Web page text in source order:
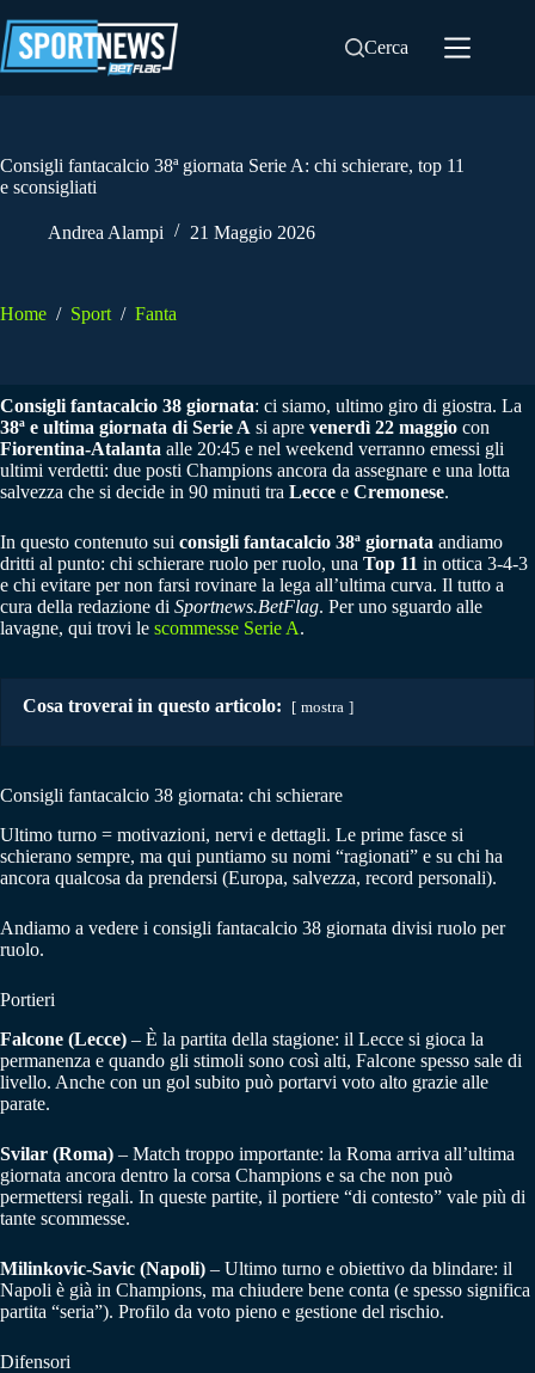
al
contenuto
Cerca
Consigli fantacalcio 38ª giornata Serie A: chi schierare, top 11
e sconsigliati
Andrea Alampi 21 Maggio 2026
Home / Sport / Fanta
Consigli fantacalcio 38 giornata: ci siamo, ultimo giro di giostra. La
38ª e ultima giornata di Serie A si apre venerdì 22 maggio con
Fiorentina-Atalanta alle 20:45 e nel weekend verranno emessi gli
ultimi verdetti: due posti Champions ancora da assegnare e una lotta
salvezza che si decide in 90 minuti tra Lecce e Cremonese.
In questo contenuto sui consigli fantacalcio 38ª giornata andiamo
dritti al punto: chi schierare ruolo per ruolo, una Top 11 in ottica 3-4-3
e chi evitare per non farsi rovinare la lega all’ultima curva. Il tutto a
cura della redazione di Sportnews.BetFlag. Per uno sguardo alle
lavagne, qui trovi le scommesse Serie A.
Cosa troverai in questo articolo: mostra
Consigli fantacalcio 38 giornata: chi schierare
Ultimo turno = motivazioni, nervi e dettagli. Le prime fasce si
schierano sempre, ma qui puntiamo su nomi “ragionati” e su chi ha
ancora qualcosa da prendersi (Europa, salvezza, record personali).
Andiamo a vedere i consigli fantacalcio 38 giornata divisi ruolo per
ruolo.
Portieri
Falcone (Lecce) – È la partita della stagione: il Lecce si gioca la
permanenza e quando gli stimoli sono così alti, Falcone spesso sale di
livello. Anche con un gol subito può portarvi voto alto grazie alle
parate.
Svilar (Roma) – Match troppo importante: la Roma arriva all’ultima
giornata ancora dentro la corsa Champions e sa che non può
permettersi regali. In queste partite, il portiere “di contesto” vale più di
tante scommesse.
Milinkovic-Savic (Napoli) – Ultimo turno e obiettivo da blindare: il
Napoli è già in Champions, ma chiudere bene conta (e spesso significa
partita “seria”). Profilo da voto pieno e gestione del rischio.
Difensori